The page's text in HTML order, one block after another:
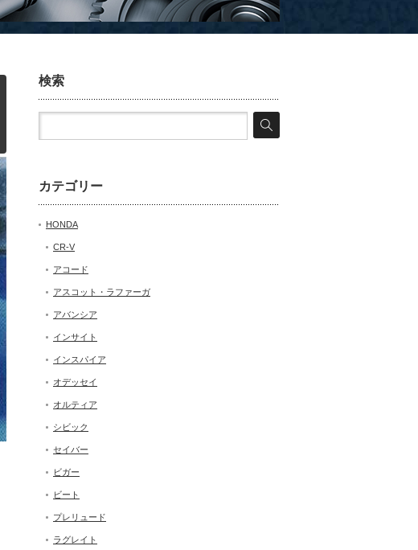
検索
カテゴリー
HONDA
CR-V
アコード
アスコット・ラファーガ
アバンシア
インサイト
インスパイア
オデッセイ
オルティア
シビック
セイバー
ビガー
ビート
プレリュード
ラグレイト